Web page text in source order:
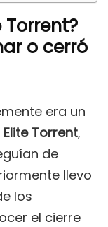
o cerró
era un
Torrent,
de
llevo
los
el cierre